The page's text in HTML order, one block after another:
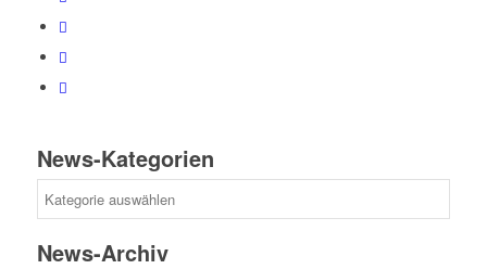
News-Kategorien
Kategorien
News-Archiv